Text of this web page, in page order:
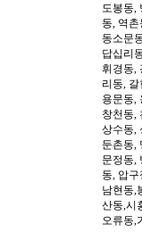
도봉동,
동, 역
동소문
답십리
휘경동,
리동,
용문동,
창천동,
상수동,
둔촌동,
문정동,
동, 압
남현동,
산동,시
오류동,